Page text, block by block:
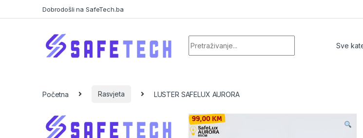
Dobrodošli na SafeTech.ba
Početna Rasvjeta LUSTER SAFELUX AURORA